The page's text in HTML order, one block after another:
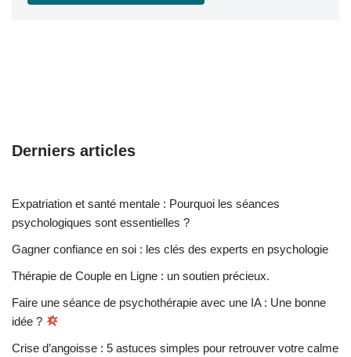
Derniers articles
Expatriation et santé mentale : Pourquoi les séances
psychologiques sont essentielles ?
Gagner confiance en soi : les clés des experts en psychologie
Thérapie de Couple en Ligne : un soutien précieux.
Faire une séance de psychothérapie avec une IA : Une bonne
idée ?
Crise d’angoisse : 5 astuces simples pour retrouver votre calme